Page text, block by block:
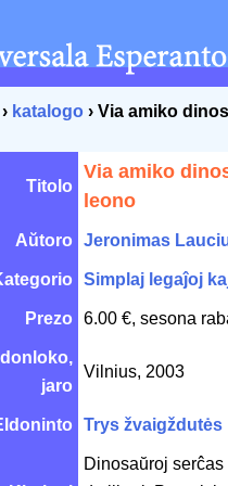
› katalogo › Via amiko
Titolo
Via amiko
leono
Aŭtoro Jeronimas
Simplaj legaĵoj
Prezo 6.00 €, sesona
jaro
Vilnius, 2003
Trys žvaigždutės
Dinosaŭroj